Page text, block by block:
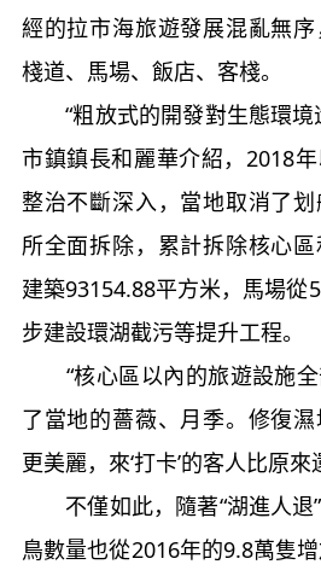
經的拉市海旅遊發展混亂無
棧道、馬場、飯店、客棧。
“粗放式的開發對生態環境
市鎮鎮長和麗華介紹，2018
整治不斷深入，當地取消了
所全面拆除，累計拆除核心
建築93154.88平方米，馬場從
步建設環湖截污等提升工程。
“核心區以內的旅遊設施全
了當地的薔薇、月季。修復
更美麗，來‘打卡’的客人比原來
不僅如此，隨著“湖進人退
鳥數量也從2016年的9.8萬隻